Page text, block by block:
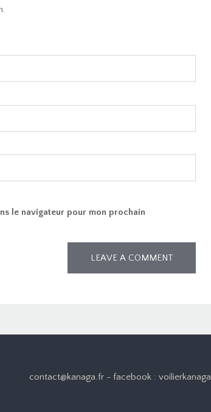
le navigateur pour mon prochain
contact@kanaga.fr - facebook : voilierkanaga